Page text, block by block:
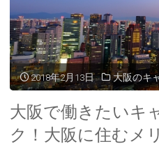
バ
ク
ラ】"
キ
ャ
バ
ラ
2018年2月13日 大阪のキ
大阪で働きたいキ
ク！大阪に住むメ